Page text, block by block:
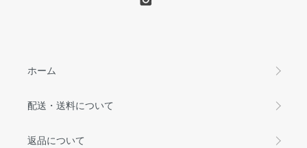
ホーム
配送・送料について
返品について